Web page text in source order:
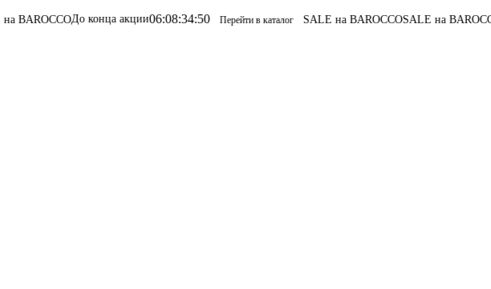
До конца акции06:08:34:50 Перейти в каталог SALE на BAROCCOSALE на BAROCCO